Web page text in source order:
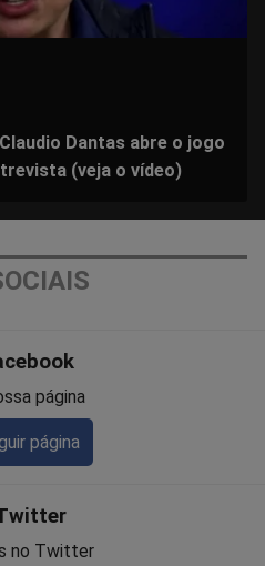
Dantas abre o jogo
(veja o vídeo)
página
página
no Twitter